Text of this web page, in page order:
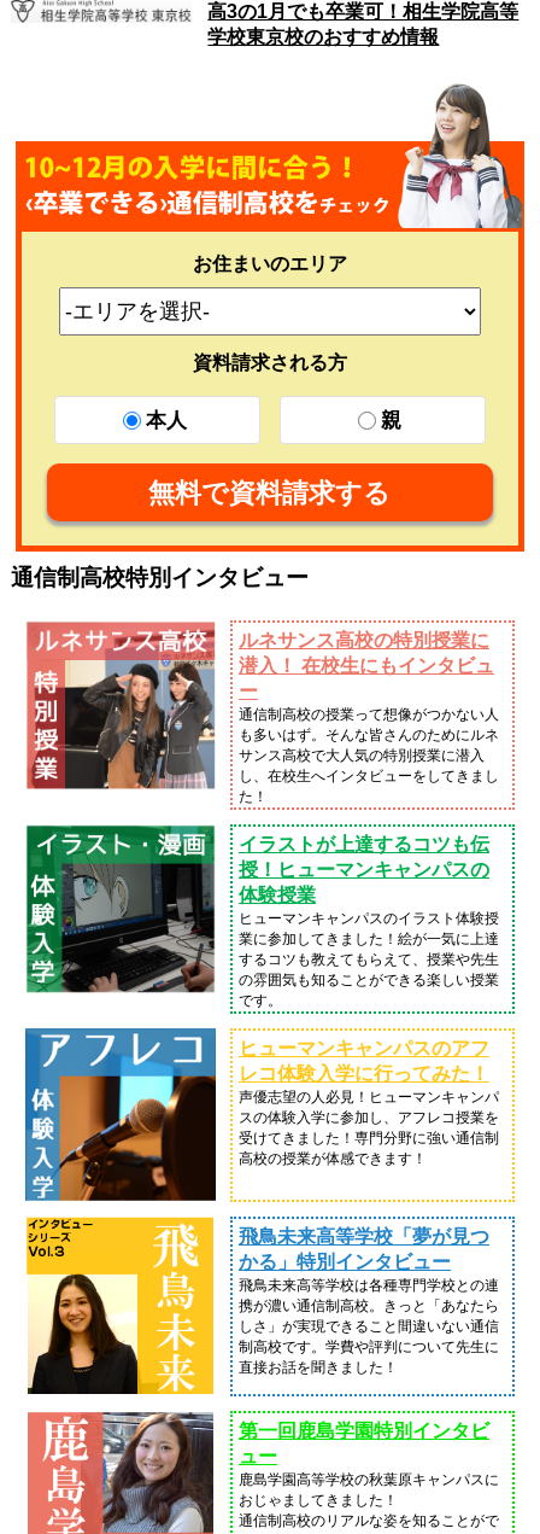
高3の1月でも卒業可！相生学院高等
学校東京校のおすすめ情報
お住まいのエリア
資料請求される方
本人 親
無料で資料請求する
通信制高校特別インタビュー
ルネサンス高校の特別授業に
潜入！ 在校生にもインタビュ
ー
通信制高校の授業って想像がつかない人
も多いはず。そんな皆さんのためにルネ
サンス高校で大人気の特別授業に潜入
し、在校生へインタビューをしてきまし
た！
イラストが上達するコツも伝
授！ヒューマンキャンパスの
体験授業
ヒューマンキャンパスのイラスト体験授
業に参加してきました！絵が一気に上達
するコツも教えてもらえて、授業や先生
の雰囲気も知ることができる楽しい授業
です。
ヒューマンキャンパスのアフ
レコ体験入学に行ってみた！
声優志望の人必見！ヒューマンキャンパ
スの体験入学に参加し、アフレコ授業を
受けてきました！専門分野に強い通信制
高校の授業が体感できます！
飛鳥未来高等学校「夢が見つ
かる」特別インタビュー
飛鳥未来高等学校は各種専門学校との連
携が濃い通信制高校。きっと「あなたら
しさ」が実現できること間違いない通信
制高校です。学費や評判について先生に
直接お話を聞きました！
第一回鹿島学園特別インタビ
ュー
鹿島学園高等学校の秋葉原キャンパスに
おじゃましてきました！
通信制高校のリアルな姿を知ることがで